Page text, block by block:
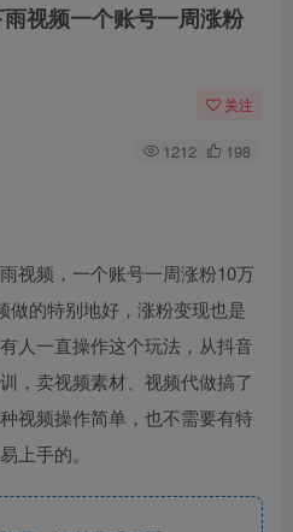
雨视频一个账号一周涨粉
关注
1212 198
视频，一个账号一周涨粉10万
做的特别地好，涨粉变现也是
人一直操作这个玩法，从抖音
，卖视频素材、视频代做搞了
视频操作简单，也不需要有特
上手的。